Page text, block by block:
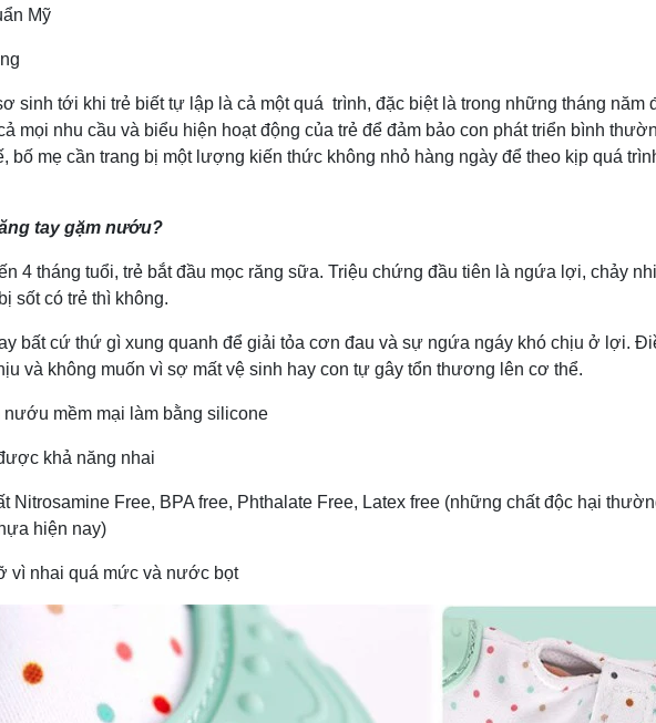
Mỹ
sinh tới khi trẻ biết tự lập là cả một quá trình, đặc biệt là trong những tháng năm
mọi nhu cầu và biểu hiện hoạt động của trẻ để đảm bảo con phát triển bình
bố mẹ cần trang bị một lượng kiến thức không nhỏ hàng ngày để theo kịp quá
tay gặm nướu?
4 tháng tuổi, trẻ bắt đầu mọc răng sữa. Triệu chứng đầu tiên là ngứa lợi, chảy
sốt có trẻ thì không.
bất cứ thứ gì xung quanh để giải tỏa cơn đau và sự ngứa ngáy khó chịu ở lợi.
và không muốn vì sợ mất vệ sinh hay con tự gây tổn thương lên cơ thể.
nướu mềm mại làm bằng silicone
khả năng nhai
Nitrosamine Free, BPA free, Phthalate Free, Latex free (những chất độc hại
hiện nay)
vì nhai quá mức và nước bọt